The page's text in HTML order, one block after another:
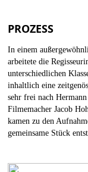
PROZESS
In einem
arbeitete die
unterschiedlichen
inhaltlich eine
sehr frei nach
Filmemacher Jacob
kamen zu den
gemeinsame Stück